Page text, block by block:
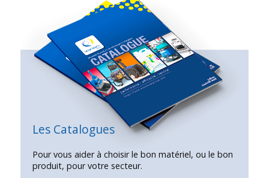
Les Catalogues
Pour vous aider à choisir le bon matériel, ou le bon
produit, pour votre secteur.